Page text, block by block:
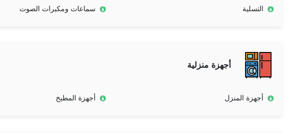
التسلية
سماعات ومكبرات الصوت
أجهزة منزلية
أجهزة المنزل أجهزة المطبخ